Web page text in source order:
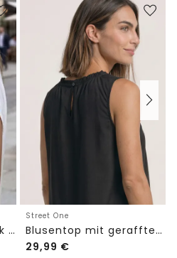
Blusenshirt mit V-Neck und Spitze
Street One
Blusentop mit gerafftem Rundhals
29,99 €